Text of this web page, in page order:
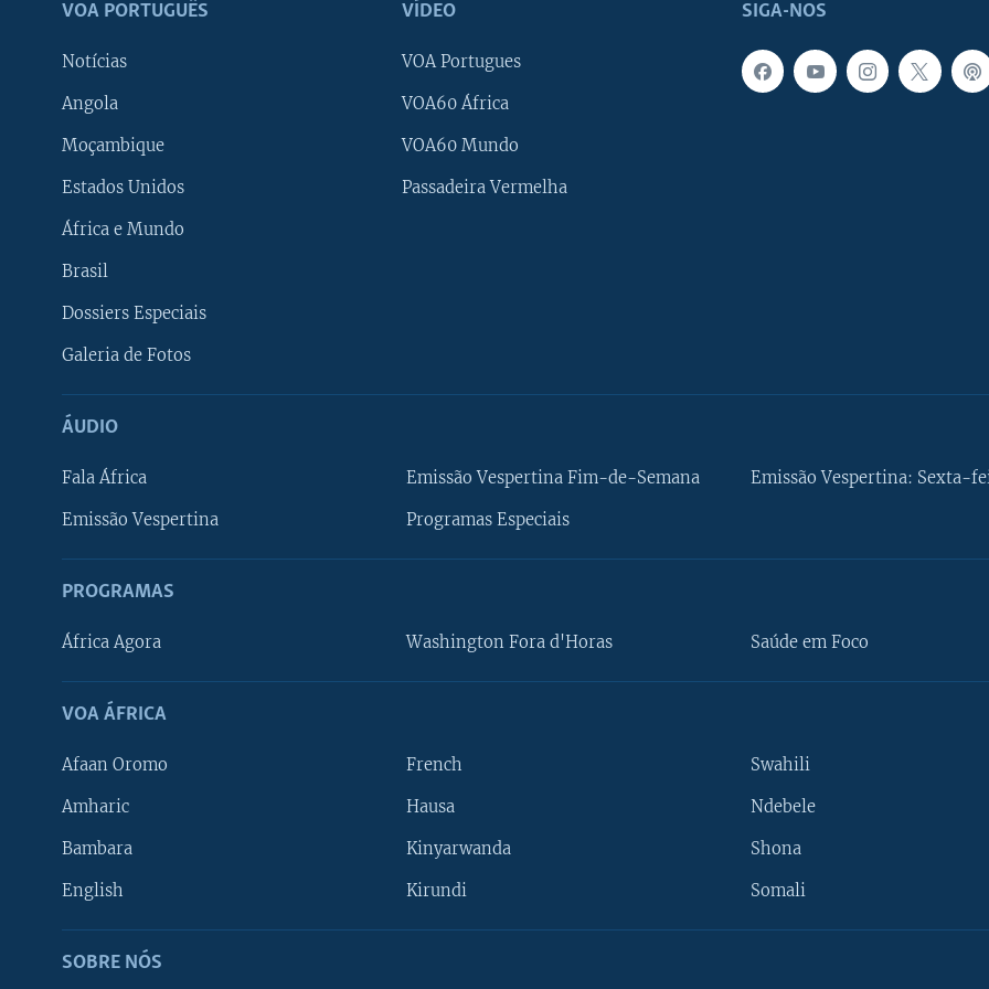
SIGA-NOS
VOA PORTUGUÊS
Notícias
Angola
Moçambique
Estados Unidos
África e Mundo
Brasil
Dossiers Especiais
Galeria de Fotos
VÍDEO
VOA Portugues
VOA60 África
VOA60 Mundo
Passadeira Vermelha
ÁUDIO
Fala África
Emissão Vespertina
Emissão Vespertina Fim-de-Semana
Programas Especiais
Emissão Vespertina: Sexta-
PROGRAMAS
África Agora Washington Fora d'Horas Saúde em Foco
VOA ÁFRICA
Afaan Oromo
Amharic
Bambara
English
French
Hausa
Kinyarwanda
Kirundi
Swahili
Ndebele
Shona
Somali
SOBRE NÓS